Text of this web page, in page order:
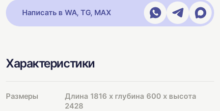
Написать в WA, TG, MAX
Характеристики
Размеры
Длина 1816 х глубина 600 х высота
2428